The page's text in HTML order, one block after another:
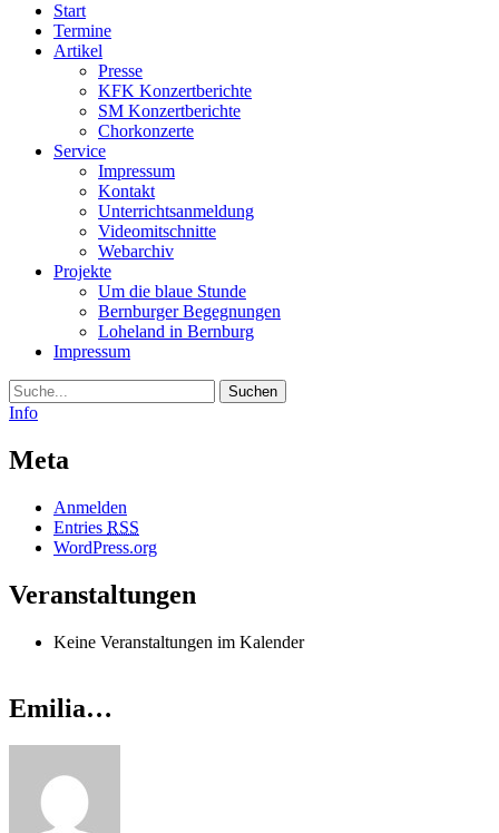
Start
Termine
Artikel
Presse
KFK Konzertberichte
SM Konzertberichte
Chorkonzerte
Service
Impressum
Kontakt
Unterrichtsanmeldung
Videomitschnitte
Webarchiv
Projekte
Um die blaue Stunde
Bernburger Begegnungen
Loheland in Bernburg
Impressum
Suche
Info
Meta
Anmelden
Entries RSS
WordPress.org
Veranstaltungen
Keine Veranstaltungen im Kalender
Emilia…